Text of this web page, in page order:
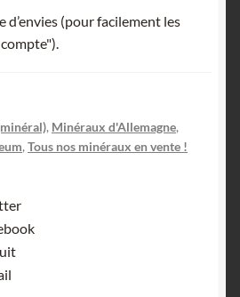
d’envies (pour facilement les
, Minéraux d'Allemagne,
, Tous nos minéraux en vente !